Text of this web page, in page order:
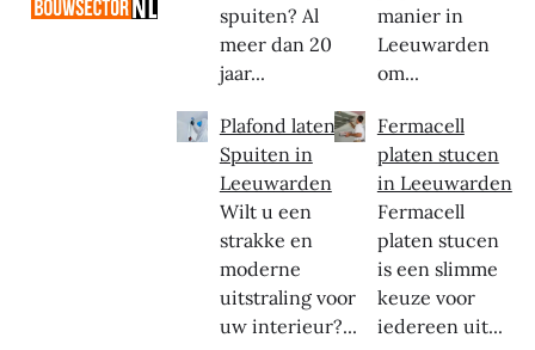
spuiten? Al
meer dan 20
jaar...
Plafond laten
Spuiten in
Leeuwarden
Wilt u een
strakke en
moderne
uitstraling voor
uw interieur?...
manier in
Leeuwarden
om...
Fermacell
platen stucen
in Leeuwarden
Fermacell
platen stucen
is een slimme
keuze voor
iedereen uit...